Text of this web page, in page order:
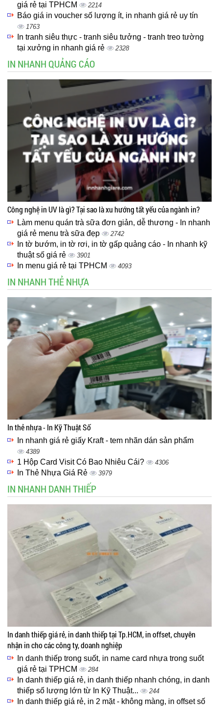
giá rẻ tại TPHCM
2214
Báo giá in voucher số lượng ít, in nhanh giá rẻ uy tín
1763
In tranh siêu thực - tranh siêu tưởng - tranh treo tường
tại xưởng in nhanh giá rẻ
2328
IN NHANH QUẢNG CÁO
Công nghệ in UV là gì? Tại sao là xu hướng tất yếu của ngành in?
Làm menu quán trà sữa đơn giản, dễ thương - In nhanh
giá rẻ menu trà sữa đẹp
2742
In tờ bướm, in tờ rơi, in tờ gấp quảng cáo - In nhanh kỹ
thuật số giá rẻ
3901
In menu giá rẻ tại TPHCM 4093
IN NHANH THẺ NHỰA
In thẻ nhựa - In Kỹ Thuật Số
In nhanh giá rẻ giấy Kraft - tem nhãn dán sản phẩm
4389
1 Hộp Card Visit Có Bao Nhiêu Cái? 4306
In Thẻ Nhựa Giá Rẻ 3979
IN NHANH DANH THIẾP
In danh thiếp giá rẻ, in danh thiếp tại Tp.HCM, in offset, chuyên
nhận in cho các công ty, doanh nghiệp
In danh thiếp trong suốt, in name card nhựa trong suốt
giá rẻ tại TPHCM
284
In danh thiếp giá rẻ, in danh thiếp nhanh chóng, in danh
thiếp số lượng lớn từ In Kỹ Thuật...
244
In danh thiếp giá rẻ, in 2 mặt - không màng, in offset số